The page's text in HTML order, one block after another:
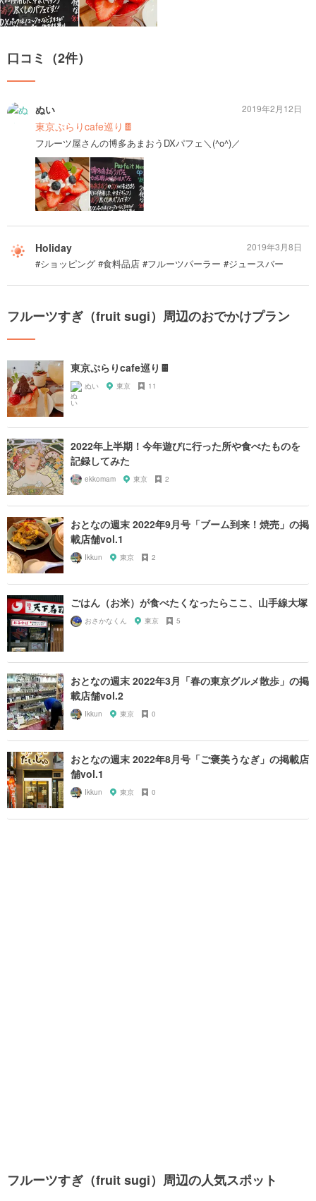
口コミ（2件）
ぬい
東京ぷらりcafe巡り🍫
フルーツ屋さんの博多あまおうDXパフェ＼(^o^)／
2019年2月12日
Holiday
#ショッピング #食料品店 #フルーツパーラー #ジュースバー
2019年3月8日
フルーツすぎ（fruit sugi）周辺のおでかけプラン
東京ぷらりcafe巡り🍫
ぬい 東京 11
2022年上半期！今年遊びに行った所や食べたものを
記録してみた
ekkomam 東京 2
おとなの週末 2022年9月号「ブーム到来！焼売」の掲
載店舗vol.1
Ikkun 東京 2
ごはん（お米）が食べたくなったらここ、山手線大塚
おさかなくん 東京 5
おとなの週末 2022年3月「春の東京グルメ散歩」の掲
載店舗vol.2
Ikkun 東京 0
おとなの週末 2022年8月号「ご褒美うなぎ」の掲載店
舗vol.1
Ikkun 東京 0
フルーツすぎ（fruit sugi）周辺の人気スポット